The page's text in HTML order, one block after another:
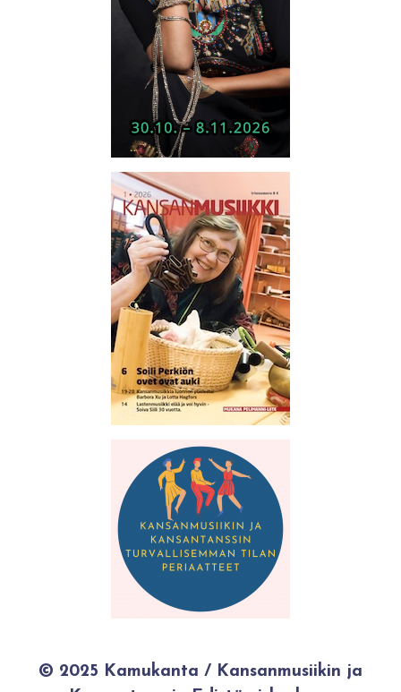
© 2025 Kamukanta / Kansanmusiikin ja